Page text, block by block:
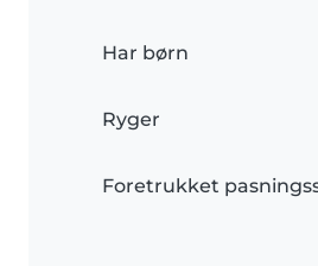
Har børn
Ryger
Foretrukket